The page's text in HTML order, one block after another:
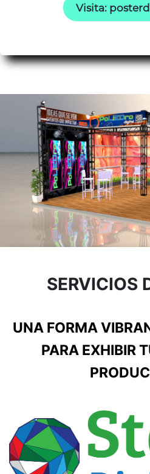
Visita:
SERVICIOS
UNA FORMA
PARA EXHIBIR